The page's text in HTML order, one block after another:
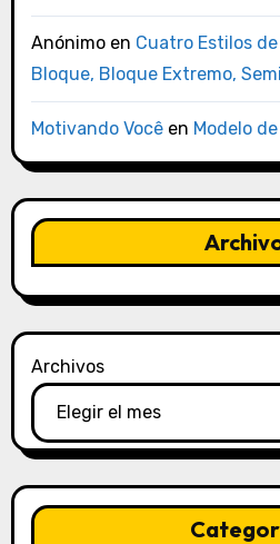
Anónimoen Cuatro Estilos
Bloque, Bloque Extremo,
Motivando Vocêen Modelo
Archivos